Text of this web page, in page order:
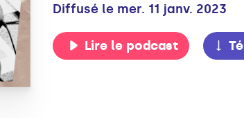
Diffusé le mer. 11 janv. 2023
Lire le podcast